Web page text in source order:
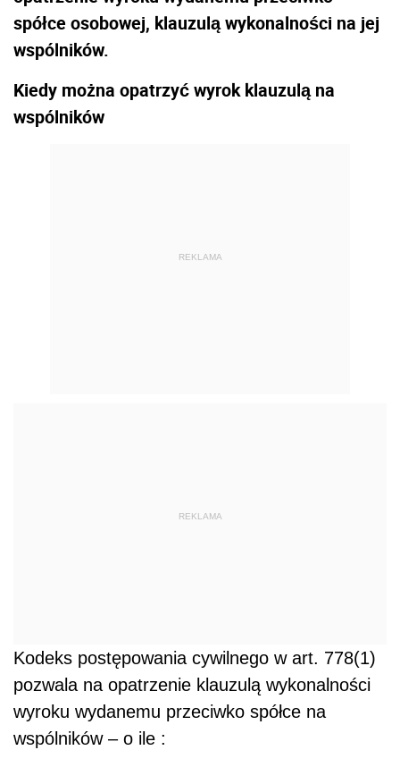
spółce osobowej, klauzulą wykonalności na jej
wspólników.
Kiedy można opatrzyć wyrok klauzulą na
wspólników
REKLAMA
REKLAMA
Kodeks postępowania cywilnego w art. 778(1)
pozwala na opatrzenie klauzulą wykonalności
wyroku wydanemu przeciwko spółce na
wspólników – o ile :